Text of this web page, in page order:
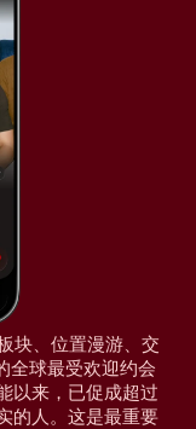
块、位置漫游、交
全球最受欢迎约会
以来，已促成超过
的人。这是最重要